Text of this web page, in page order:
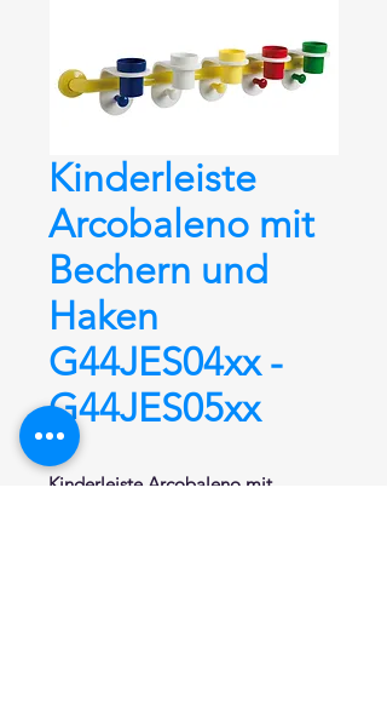
Kinderleiste
Arcobaleno mit
Bechern und
Haken
G44JES04xx -
G44JES05xx
Kinderleiste Arcobaleno mit